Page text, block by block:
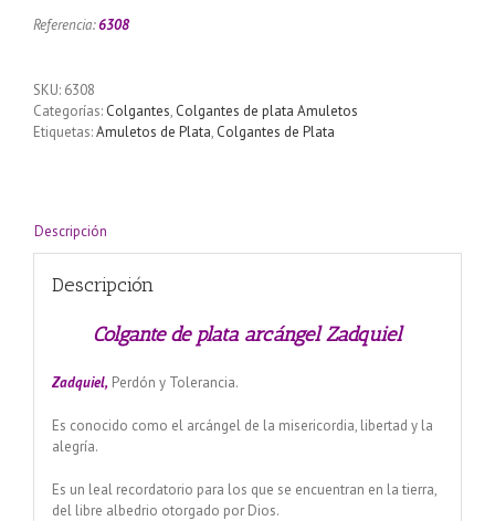
Referencia:6308
SKU: 6308
Categorías: Colgantes, Colgantes de plata Amuletos
Etiquetas:Amuletos de Plata, Colgantes de Plata
Descripción
Descripción
Colgante de plata arcángel Zadquiel
Zadquiel, Perdón y Tolerancia.
Es conocido como el arcángel de la misericordia, libertad y la
alegría.
Es un leal recordatorio para los que se encuentran en la tierra,
del libre albedrio otorgado por Dios.